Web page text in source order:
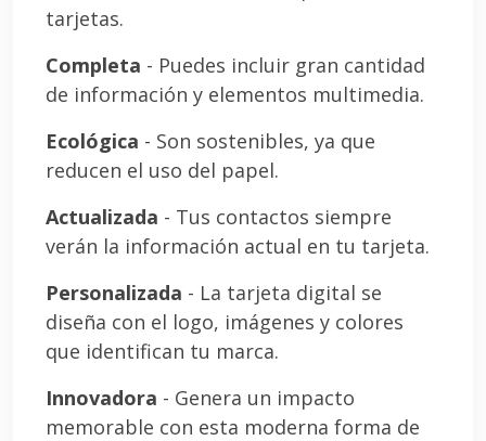
tarjetas.
Completa - Puedes incluir gran cantidad
de información y elementos multimedia.
Ecológica - Son sostenibles, ya que
reducen el uso del papel.
Actualizada - Tus contactos siempre
verán la información actual en tu tarjeta.
Personalizada - La tarjeta digital se
diseña con el logo, imágenes y colores
que identifican tu marca.
Innovadora - Genera un impacto
memorable con esta moderna forma de